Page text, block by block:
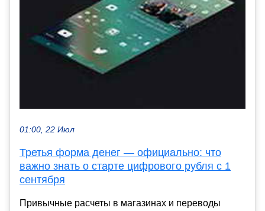
01:00, 22 Июл
Третья форма денег — официально: что
важно знать о старте цифрового рубля с 1
сентября
Привычные расчеты в магазинах и переводы